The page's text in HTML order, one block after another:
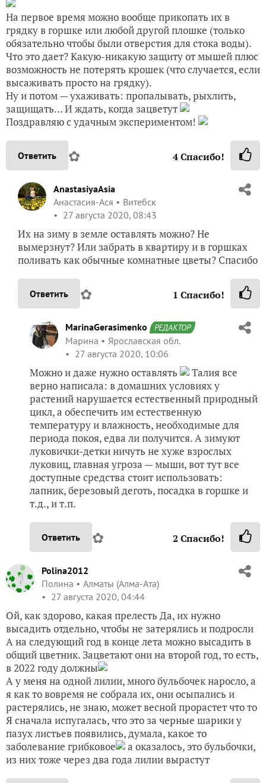
На первое время можно вообще прикопать их в
грядку в горшке или любой другой плошке (только
обязательно чтобы были отверстия для стока воды).
Что это дает? Какую-никакую защиту от мышей плюс
возможность не потерять крошек (что случается, если
высаживать просто на грядку).
Ну и потом — ухаживать: пропалывать, рыхлить,
защищать… И ждать, когда зацветут
Поздравляю с удачным экспериментом!
Ответить ✿ 4Спасибо!
AnastasiyaAsia
Анастасия-Ася
Витебск
27 августа 2020, 08:43
Их на зиму в земле оставлять можно? Не
вымерзнут? Или забрать в квартиру и в горшках
поливать как обычные комнатные цветы? Спасибо
Ответить ✿ 1 Спасибо!
MarinaGerasimenko РЕДАКТОР
Марина
Ярославская обл.
27 августа 2020, 10:06
Можно и даже нужно оставлять
Талия все
верно написала: в домашних условиях у
растений нарушается естественный природный
цикл, а обеспечить им естественную
температуру и влажность, необходимые для
периода покоя, едва ли получится. А зимуют
луковички-детки ничуть не хуже взрослых
луковиц, главная угроза — мыши, вот тут все
доступные средства стоит использовать:
лапник, березовый деготь, посадка в горшке и
т.д., и т.п.
Ответить ✿ 2 Спасибо!
Polina2012
Полина
Алматы (Алма-Ата)
27 августа 2020, 04:44
Ой, как здорово, какая прелесть Да, их нужно
высадить отдельно, чтобы не затерялись и подросли
А на следующий год в конце лета можно высадить в
общий цветник. Зацветают они на второй год, то есть,
в 2022 году должны
А у меня на одной лилии, много бульбочек наросло, а
я как то вовремя не собрала их, они осыпались и
растерялись, не знаю, может весной прорастет что то
Я сначала испугалась, что это за черные шарики у
пазух листьев появились, думала, какое то
заболевание грибковое
а оказалось, это бульбочки,
из них тоже через два года лилии вырастут